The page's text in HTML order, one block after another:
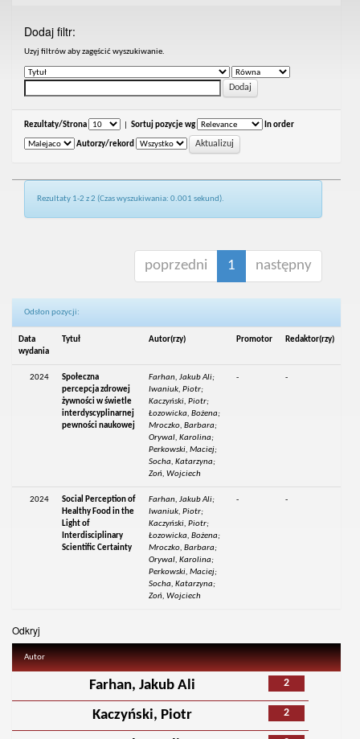
Dodaj filtr:
Uzyj filtrów aby zagęścić wyszukiwanie.
Rezultaty/Strona Sortuj pozycje wg In order
Autorzy/rekord
Rezultaty 1-2 z 2 (Czas wyszukiwania: 0.001 sekund).
poprzedni 1 następny
Odsłon pozycji:
Data
wydania
Tytuł Autor(rzy) Promotor Redaktor(rzy)
2024
Społeczna
percepcja zdrowej
żywności w świetle
interdyscyplinarnej
pewności naukowej
Farhan, Jakub Ali;
Iwaniuk, Piotr;
Kaczyński, Piotr;
Łozowicka, Bożena;
Mroczko, Barbara;
Orywal, Karolina;
Perkowski, Maciej;
Socha, Katarzyna;
Zoń, Wojciech
- -
2024
Social Perception of
Healthy Food in the
Light of
Interdisciplinary
Scientific Certainty
Farhan, Jakub Ali;
Iwaniuk, Piotr;
Kaczyński, Piotr;
Łozowicka, Bożena;
Mroczko, Barbara;
Orywal, Karolina;
Perkowski, Maciej;
Socha, Katarzyna;
Zoń, Wojciech
- -
Odkryj
Autor
2
Farhan, Jakub Ali
2
Kaczyński, Piotr